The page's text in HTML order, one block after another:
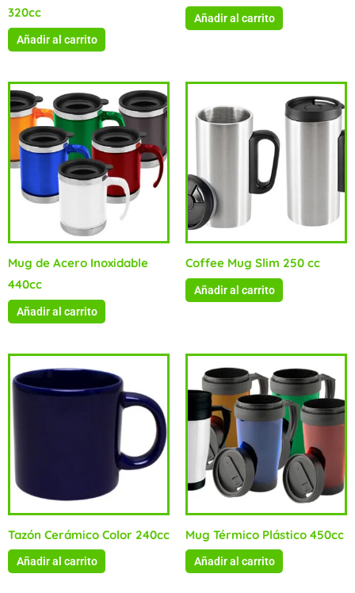
320cc
Añadir al carrito
Añadir al carrito
Mug de Acero Inoxidable
440cc
Añadir al carrito
Coffee Mug Slim 250 cc
Añadir al carrito
Tazón Cerámico Color 240cc
Añadir al carrito
Mug Térmico Plástico 450cc
Añadir al carrito